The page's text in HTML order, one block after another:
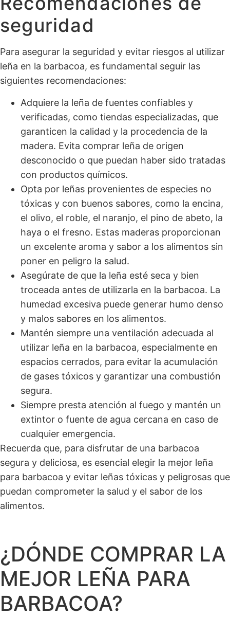
seguridad
Para asegurar la seguridad y evitar riesgos al utilizar
leña en la barbacoa, es fundamental seguir las
siguientes recomendaciones:
Adquiere la leña de fuentes confiables y
verificadas, como tiendas especializadas, que
garanticen la calidad y la procedencia de la
madera. Evita comprar leña de origen
desconocido o que puedan haber sido tratadas
con productos químicos.
Opta por leñas provenientes de especies no
tóxicas y con buenos sabores, como la encina,
el olivo, el roble, el naranjo, el pino de abeto, la
haya o el fresno. Estas maderas proporcionan
un excelente aroma y sabor a los alimentos sin
poner en peligro la salud.
Asegúrate de que la leña esté seca y bien
troceada antes de utilizarla en la barbacoa. La
humedad excesiva puede generar humo denso
y malos sabores en los alimentos.
Mantén siempre una ventilación adecuada al
utilizar leña en la barbacoa, especialmente en
espacios cerrados, para evitar la acumulación
de gases tóxicos y garantizar una combustión
segura.
Siempre presta atención al fuego y mantén un
extintor o fuente de agua cercana en caso de
cualquier emergencia.
Recuerda que, para disfrutar de una barbacoa
segura y deliciosa, es esencial elegir la mejor leña
para barbacoa y evitar leñas tóxicas y peligrosas que
puedan comprometer la salud y el sabor de los
alimentos.
¿DÓNDE COMPRAR LA
MEJOR LEÑA PARA
BARBACOA?